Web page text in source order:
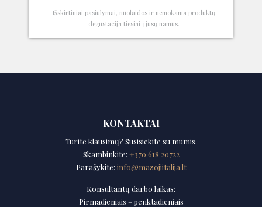
Išskirtiniai pasiūlymai, nuolaidos ir nemokama produktų
degustacija tiesiai į jūsų namus.
KONTAKTAI
Turite klausimų? Susisiekite su mumis.
Skambinkite: +370 618 20722
Parašykite: info@mazojiitalija.lt
Konsultantų darbo laikas:
Pirmadieniais – penktadieniais